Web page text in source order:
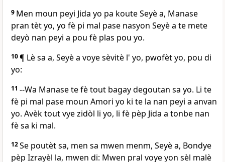
9 Men moun peyi Jida yo pa koute Seyè a, Manase
pran tèt yo, yo fè pi mal pase nasyon Seyè a te mete
deyò nan peyi a pou fè plas pou yo.
10¶ Lè sa a, Seyè a voye sèvitè l' yo, pwofèt yo, pou di
yo:
11 --Wa Manase te fè tout bagay degoutan sa yo. Li te
fè pi mal pase moun Amori yo ki te la nan peyi a anvan
yo. Avèk tout vye zidòl li yo, li fè pèp Jida a tonbe nan
fè sa ki mal.
12Se poutèt sa, men sa mwen menm, Seyè a, Bondye
pèp Izrayèl la, mwen di: Mwen pral voye yon sèl malè